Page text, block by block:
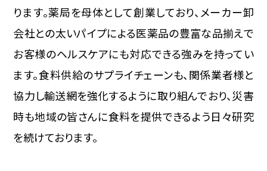
ります。薬局を母体として創業しており、メーカー卸
会社との太いパイプによる医薬品の豊富な品揃えで
お客様のヘルスケアにも対応できる強みを持ってい
ます。食料供給のサプライチェーンも、関係業者様と
協力し輸送網を強化するように取り組んでおり、災害
時も地域の皆さんに食料を提供できるよう日々研究
を続けております。